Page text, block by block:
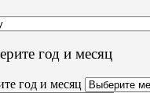
год и месяц
год и месяц